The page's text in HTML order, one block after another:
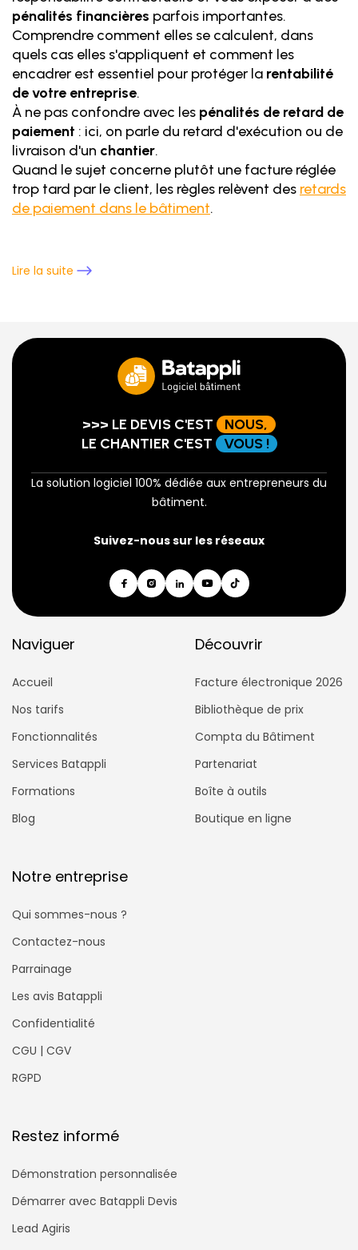
pénalités financières parfois importantes.
Comprendre comment elles se calculent, dans
quels cas elles s'appliquent et comment les
encadrer est essentiel pour protéger la rentabilité
de votre entreprise.
À ne pas confondre avec les pénalités de retard de
paiement : ici, on parle du retard d'exécution ou de
livraison d'un chantier.
Quand le sujet concerne plutôt une facture réglée
trop tard par le client, les règles relèvent des retards
de paiement dans le bâtiment.
Lire la suite
>>> LE DEVIS C'EST
NOUS,
LE CHANTIER C'EST
VOUS !
La solution logiciel 100% dédiée aux entrepreneurs du
bâtiment.
Suivez-nous sur les réseaux
Naviguer
Accueil
Nos tarifs
Fonctionnalités
Services Batappli
Formations
Blog
Découvrir
Facture électronique 2026
Bibliothèque de prix
Compta du Bâtiment
Partenariat
Boîte à outils
Boutique en ligne
Notre entreprise
Qui sommes-nous ?
Contactez-nous
Parrainage
Les avis Batappli
Confidentialité
CGU | CGV
RGPD
Restez informé
Démonstration personnalisée
Démarrer avec Batappli Devis
Lead Agiris